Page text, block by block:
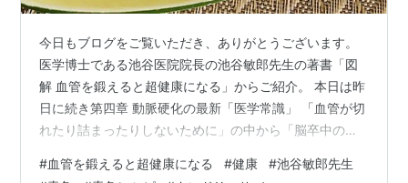
今日もブログをご覧いただき、ありがとうございます。
医学博士である池谷医院院長の池谷敏郎先生の著書「図
解 血管を鍛えると超健康になる」からご紹介。 本日は昨
日に続き第四章 動脈硬化の最新「医学常識」 「血管が切
れたり詰まったりしないために」の中から「脳卒中のリ
けします。 脳卒中のリスクを半分にする食べ物 青魚 い
#血管を鍛えると超健康になる #健康 #池谷敏郎先生